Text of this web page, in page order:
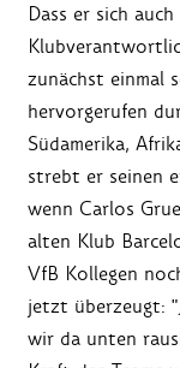
Dass er sich
zunächst einmal
hervorgerufen
Südamerika,
strebt er seinen
wenn Carlos
alten Klub
VfB Kollegen
jetzt überzeugt:
wir da unten